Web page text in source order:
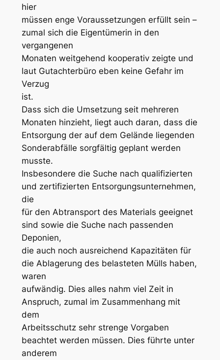
hier
müssen enge Voraussetzungen erfüllt sein –
zumal sich die Eigentümerin in den
vergangenen
Monaten weitgehend kooperativ zeigte und
laut Gutachterbüro eben keine Gefahr im
Verzug
ist.
Dass sich die Umsetzung seit mehreren
Monaten hinzieht, liegt auch daran, dass die
Entsorgung der auf dem Gelände liegenden
Sonderabfälle sorgfältig geplant werden
musste.
Insbesondere die Suche nach qualifizierten
und zertifizierten Entsorgungsunternehmen,
die
für den Abtransport des Materials geeignet
sind sowie die Suche nach passenden
Deponien,
die auch noch ausreichend Kapazitäten für
die Ablagerung des belasteten Mülls haben,
waren
aufwändig. Dies alles nahm viel Zeit in
Anspruch, zumal im Zusammenhang mit
dem
Arbeitsschutz sehr strenge Vorgaben
beachtet werden müssen. Dies führte unter
anderem